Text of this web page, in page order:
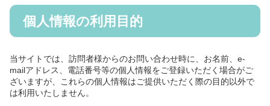
個人情報の利用目的
当サイトでは、訪問者様からのお問い合わせ時に、お名前、e-
mailアドレス、電話番号等の個人情報をご登録いただく場合がご
ざいますが、これらの個人情報はご提供いただく際の目的以外で
は利用いたしません。